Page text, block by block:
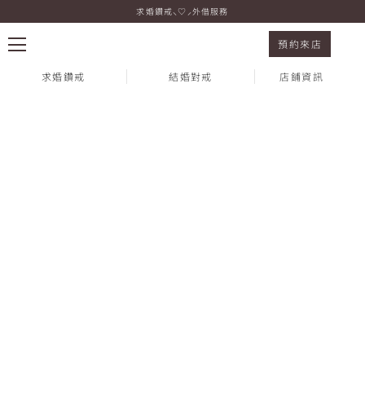
Summer Festival 盛夏璀璨情人節
求婚鑽戒⸜♡⸝外借服務
預約來店
求婚鑽戒 結婚對戒 店鋪資訊